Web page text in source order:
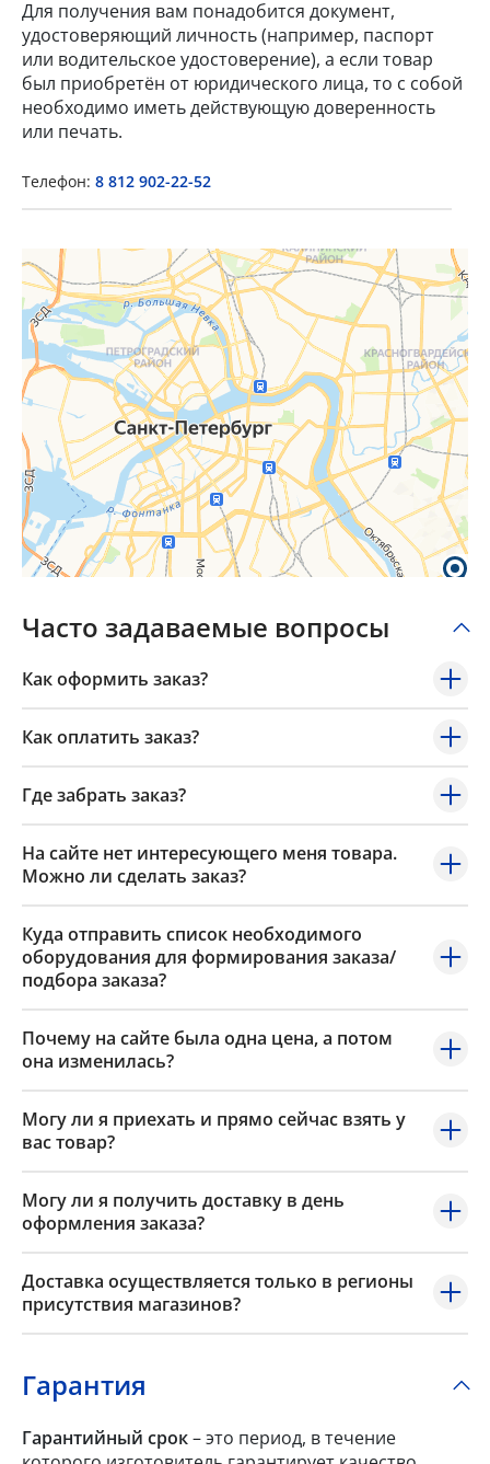
Для получения вам понадобится документ,
удостоверяющий личность (например, паспорт
или водительское удостоверение), а если товар
был приобретён от юридического лица, то с собой
необходимо иметь действующую доверенность
или печать.
Телефон: 8 812 902-22-52
Часто задаваемые вопросы
Как оформить заказ?
Как оплатить заказ?
Где забрать заказ?
На сайте нет интересующего меня товара.
Можно ли сделать заказ?
Куда отправить список необходимого
оборудования для формирования заказа/
подбора заказа?
Почему на сайте была одна цена, а потом
она изменилась?
Могу ли я приехать и прямо сейчас взять у
вас товар?
Могу ли я получить доставку в день
оформления заказа?
Доставка осуществляется только в регионы
присутствия магазинов?
Гарантия
Гарантийный срок– это период, в течение
Popup Title
×
Popup Content